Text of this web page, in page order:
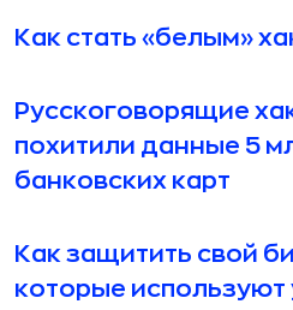
Как стать «белым»
Русскоговорящие
похитили данные 5
банковских карт
Как защитить свой
которые используют